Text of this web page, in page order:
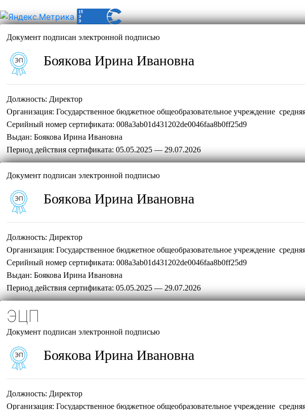
Документ подписан электронной подписью
Боякова Ирина Ивановна
Должность: Директор
Организация: Государственное бюджетное общеобразовательное учреждение
Серийный номер сертификата: 008a3ab01d431202de0046faa8b0ff25d9
Выдан: Боякова Ирина Ивановна
Период действия сертификата: 05.05.2025 — 29.07.2026
Документ подписан электронной подписью
Боякова Ирина Ивановна
Должность: Директор
Организация: Государственное бюджетное общеобразовательное учреждение
Серийный номер сертификата: 008a3ab01d431202de0046faa8b0ff25d9
Выдан: Боякова Ирина Ивановна
Период действия сертификата: 05.05.2025 — 29.07.2026
ЭЦП
Документ подписан электронной подписью
Боякова Ирина Ивановна
Должность: Директор
Организация: Государственное бюджетное общеобразовательное учреждение